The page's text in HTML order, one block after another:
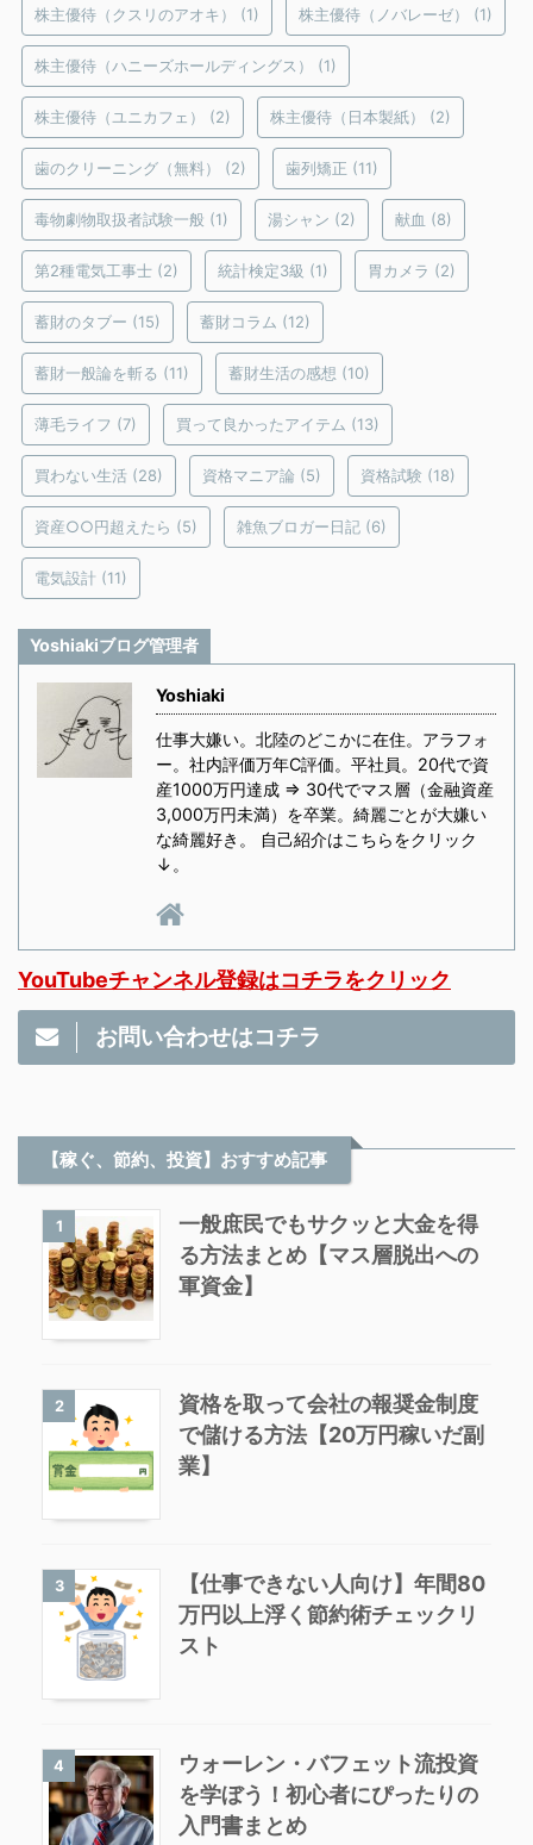
株主優待（クスリのアオキ） (1) 株主優待（ノバレーゼ） (1)
株主優待（ハニーズホールディングス） (1)
株主優待（ユニカフェ） (2) 株主優待（日本製紙） (2)
歯のクリーニング（無料） (2) 歯列矯正 (11)
毒物劇物取扱者試験一般 (1) 湯シャン (2) 献血 (8)
第2種電気工事士 (2) 統計検定3級 (1) 胃カメラ (2)
蓄財のタブー (15) 蓄財コラム (12)
蓄財一般論を斬る (11) 蓄財生活の感想 (10)
薄毛ライフ (7) 買って良かったアイテム (13)
買わない生活 (28) 資格マニア論 (5) 資格試験 (18)
資産○○円超えたら (5) 雑魚ブロガー日記 (6)
電気設計 (11)
Yoshiakiブログ管理者
Yoshiaki
仕事大嫌い。北陸のどこかに在住。アラフォ
ー。社内評価万年C評価。平社員。20代で資
産1000万円達成 ⇒ 30代でマス層（金融資産
3,000万円未満）を卒業。綺麗ごとが大嫌い
な綺麗好き。 自己紹介はこちらをクリック
↓。
YouTubeチャンネル登録はコチラをクリック
お問い合わせはコチラ
【稼ぐ、節約、投資】おすすめ記事
1
一般庶民でもサクッと大金を得
る方法まとめ【マス層脱出への
軍資金】
2
資格を取って会社の報奨金制度
で儲ける方法【20万円稼いだ副
業】
3
【仕事できない人向け】年間80
万円以上浮く節約術チェックリ
スト
4
ウォーレン・バフェット流投資
を学ぼう！初心者にぴったりの
入門書まとめ